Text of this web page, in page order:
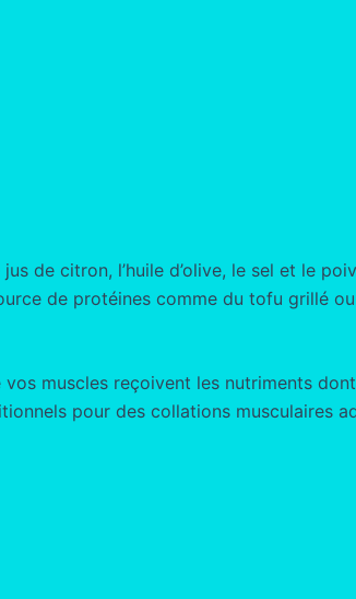
de citron, l’huile d’olive, le sel et le
de protéines comme du tofu grillé
muscles reçoivent les nutriments
pour des collations musculaires